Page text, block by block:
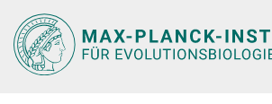
Hauptinhalt